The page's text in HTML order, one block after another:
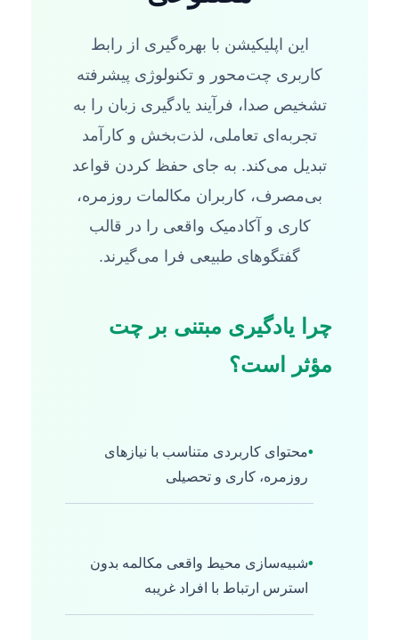
این اپلیکیشن با بهره‌گیری از رابط
کاربری چت‌محور و تکنولوژی پیشرفته
تشخیص صدا، فرآیند یادگیری زبان را به
تجربه‌ای تعاملی، لذت‌بخش و کارآمد
تبدیل می‌کند. به جای حفظ کردن قواعد
بی‌مصرف، کاربران مکالمات روزمره،
کاری و آکادمیک واقعی را در قالب
گفتگوهای طبیعی فرا می‌گیرند.
چرا یادگیری مبتنی بر چت
مؤثر است؟
•محتوای کاربردی متناسب با نیازهای
روزمره، کاری و تحصیلی
•شبیه‌سازی محیط واقعی مکالمه بدون
استرس ارتباط با افراد غریبه